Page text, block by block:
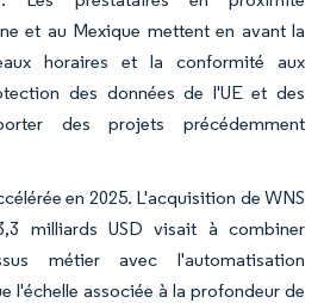
et au Mexique mettent en avant la
horaires et la conformité aux
des données de l'UE et des
des projets précédemment
en 2025. L'acquisition de WNS
milliards USD visait à combiner
métier avec l'automatisation
l'échelle associée à la profondeur de